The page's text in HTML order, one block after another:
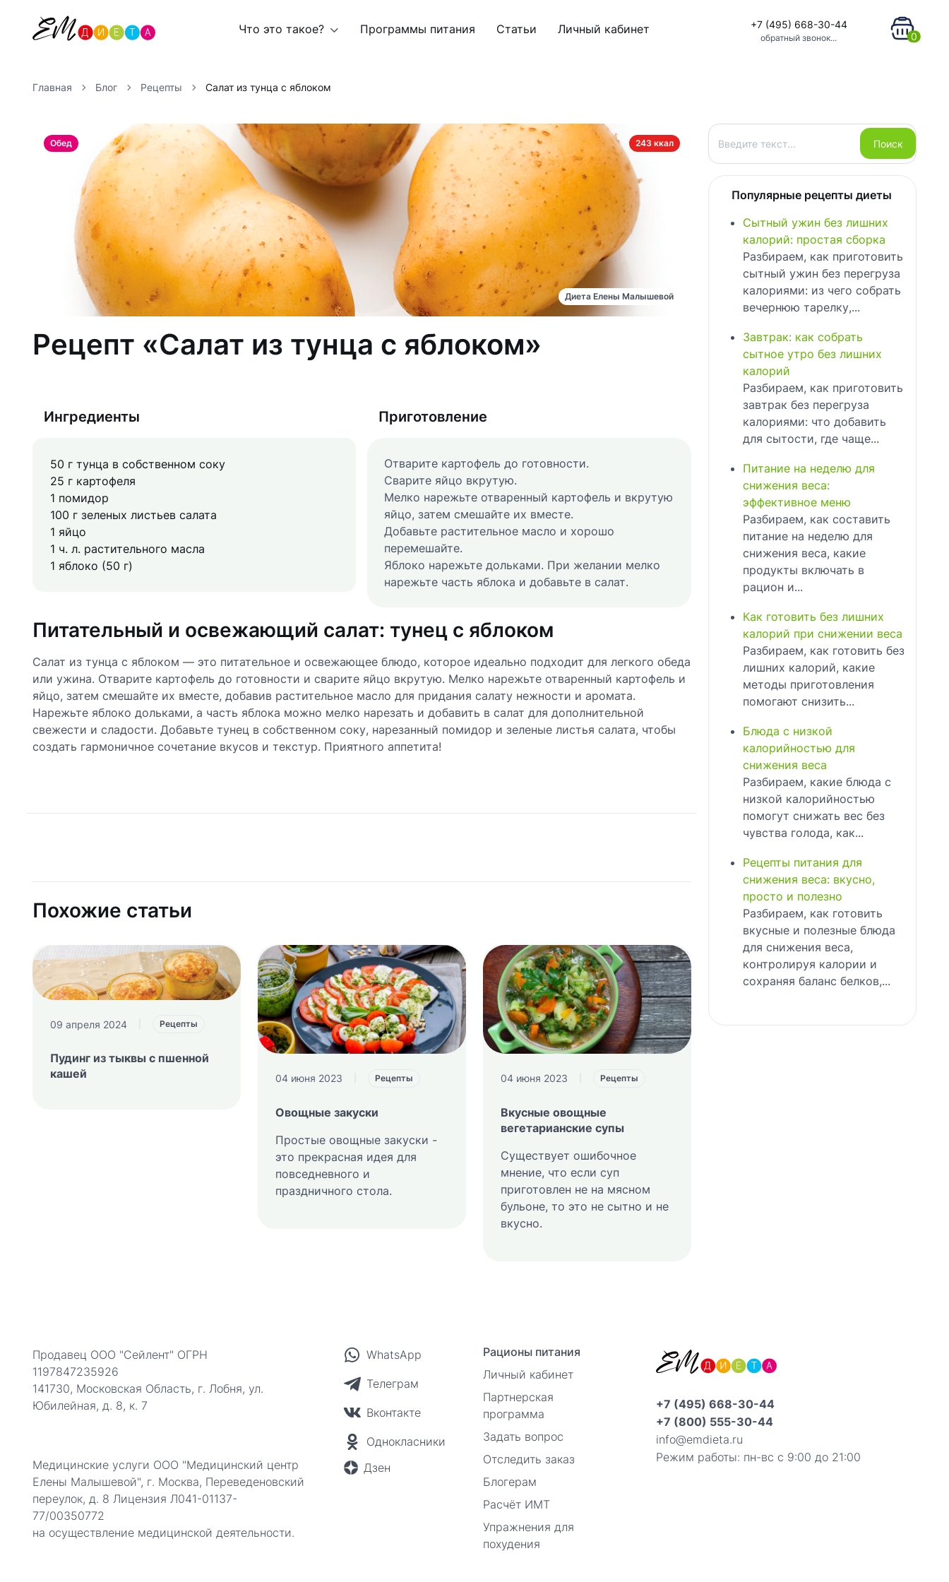
Что это такое? Программы питания Статьи Личный кабинет +7 (495) 668-30-44
обратный звонок... 0
Главная Блог Рецепты Салат из тунца с яблоком
243 ккал
Обед
Диета Елены Малышевой
Рецепт «Салат из тунца с яблоком»
Ингредиенты
50 г тунца в собственном соку
25 г картофеля
1 помидор
100 г зеленых листьев салата
1 яйцо
1 ч. л. растительного масла
1 яблоко (50 г)
Приготовление
Отварите картофель до готовности.
Сварите яйцо вкрутую.
Мелко нарежьте отваренный картофель и вкрутую
яйцо, затем смешайте их вместе.
Добавьте растительное масло и хорошо
перемешайте.
Яблоко нарежьте дольками. При желании мелко
нарежьте часть яблока и добавьте в салат.
Питательный и освежающий салат: тунец с яблоком
Салат из тунца с яблоком — это питательное и освежающее блюдо, которое идеально подходит для легкого обеда
или ужина. Отварите картофель до готовности и сварите яйцо вкрутую. Мелко нарежьте отваренный картофель и
яйцо, затем смешайте их вместе, добавив растительное масло для придания салату нежности и аромата.
Нарежьте яблоко дольками, а часть яблока можно мелко нарезать и добавить в салат для дополнительной
свежести и сладости. Добавьте тунец в собственном соку, нарезанный помидор и зеленые листья салата, чтобы
создать гармоничное сочетание вкусов и текстур. Приятного аппетита!
Похожие статьи
09 апреля 2024 Рецепты
Пудинг из тыквы с пшенной
кашей
04 июня 2023 Рецепты
Овощные закуски
Простые овощные закуски -
это прекрасная идея для
повседневного и
праздничного стола.
04 июня 2023 Рецепты
Вкусные овощные
вегетарианские супы
Существует ошибочное
мнение, что если суп
приготовлен не на мясном
бульоне, то это не сытно и не
вкусно.
Поиск
Поиск
Популярные рецепты диеты
Сытный ужин без лишних
калорий: простая сборка
Разбираем, как приготовить
сытный ужин без перегруза
калориями: из чего собрать
вечернюю тарелку,...
Завтрак: как собрать
сытное утро без лишних
калорий
Разбираем, как приготовить
завтрак без перегруза
калориями: что добавить
для сытости, где чаще...
Питание на неделю для
снижения веса:
эффективное меню
Разбираем, как составить
питание на неделю для
снижения веса, какие
продукты включать в
рацион и...
Как готовить без лишних
калорий при снижении веса
Разбираем, как готовить без
лишних калорий, какие
методы приготовления
помогают снизить...
Блюда с низкой
калорийностью для
снижения веса
Разбираем, какие блюда с
низкой калорийностью
помогут снижать вес без
чувства голода, как...
Рецепты питания для
снижения веса: вкусно,
просто и полезно
Разбираем, как готовить
вкусные и полезные блюда
для снижения веса,
контролируя калории и
сохраняя баланс белков,...
Продавец ООО "Сейлент" ОГРН
1197847235926
141730, Московская Область, г. Лобня, ул.
Юбилейная, д. 8, к. 7
Медицинские услуги ООО "Медицинский центр
Елены Малышевой", г. Москва, Переведеновский
переулок, д. 8 Лицензия Л041-01137-
77/00350772
на осуществление медицинской деятельности.
WhatsApp
Телеграм
Вконтакте
Однокласники
Дзен
Рационы питания
Личный кабинет
Партнерская
программа
Задать вопрос
Отследить заказ
Блогерам
Расчёт ИМТ
Упражнения для
похудения
+7 (495) 668-30-44
+7 (800) 555-30-44
info@emdieta.ru
Режим работы: пн-вс с 9:00 до 21:00